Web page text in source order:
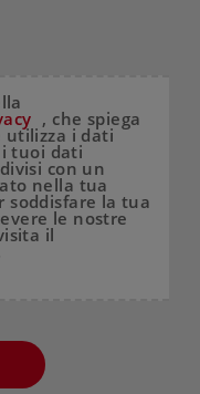
, che spiega
utilizza i dati
tuoi dati
con un
nella tua
soddisfare la tua
le nostre
il